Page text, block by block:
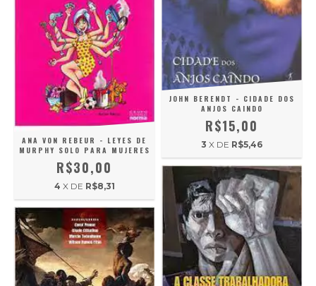
ANA VON REBEUR - LEYES DE
MURPHY SOLO PARA MUJERES
R$30,00
4 X DE R$8,31
JOHN BERENDT - CIDADE DOS
ANJOS CAINDO
R$15,00
3 X DE R$5,46